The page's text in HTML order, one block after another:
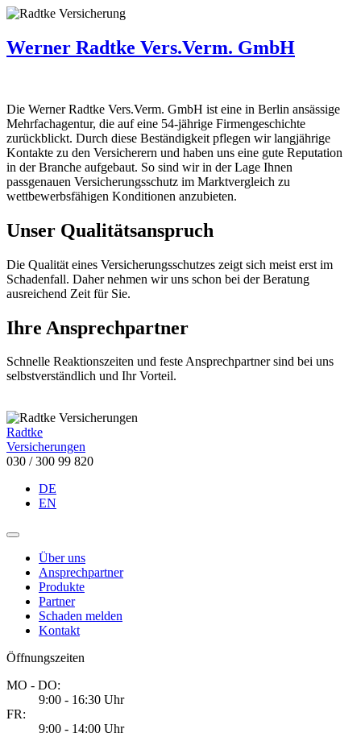
Werner Radtke Vers.Verm. GmbH
Die Werner Radtke Vers.Verm. GmbH ist eine in Berlin ansässige
Mehrfachagentur, die auf eine 54-jährige Firmengeschichte
zurückblickt. Durch diese Beständigkeit pflegen wir langjährige
Kontakte zu den Versicherern und haben uns eine gute Reputation
in der Branche aufgebaut. So sind wir in der Lage Ihnen
passgenauen Versicherungsschutz im Marktvergleich zu
wettbewerbsfähigen Konditionen anzubieten.
Unser Qualitätsanspruch
Die Qualität eines Versicherungsschutzes zeigt sich meist erst im
Schadenfall. Daher nehmen wir uns schon bei der Beratung
ausreichend Zeit für Sie.
Ihre Ansprechpartner
Schnelle Reaktionszeiten und feste Ansprechpartner sind bei uns
selbstverständlich und Ihr Vorteil.
Radtke
Versicherungen
030 / 300 99 820
DE
EN
Über uns
Ansprechpartner
Produkte
Partner
Schaden melden
Kontakt
Öffnungszeiten
MO - DO:
9:00 - 16:30 Uhr
FR:
9:00 - 14:00 Uhr